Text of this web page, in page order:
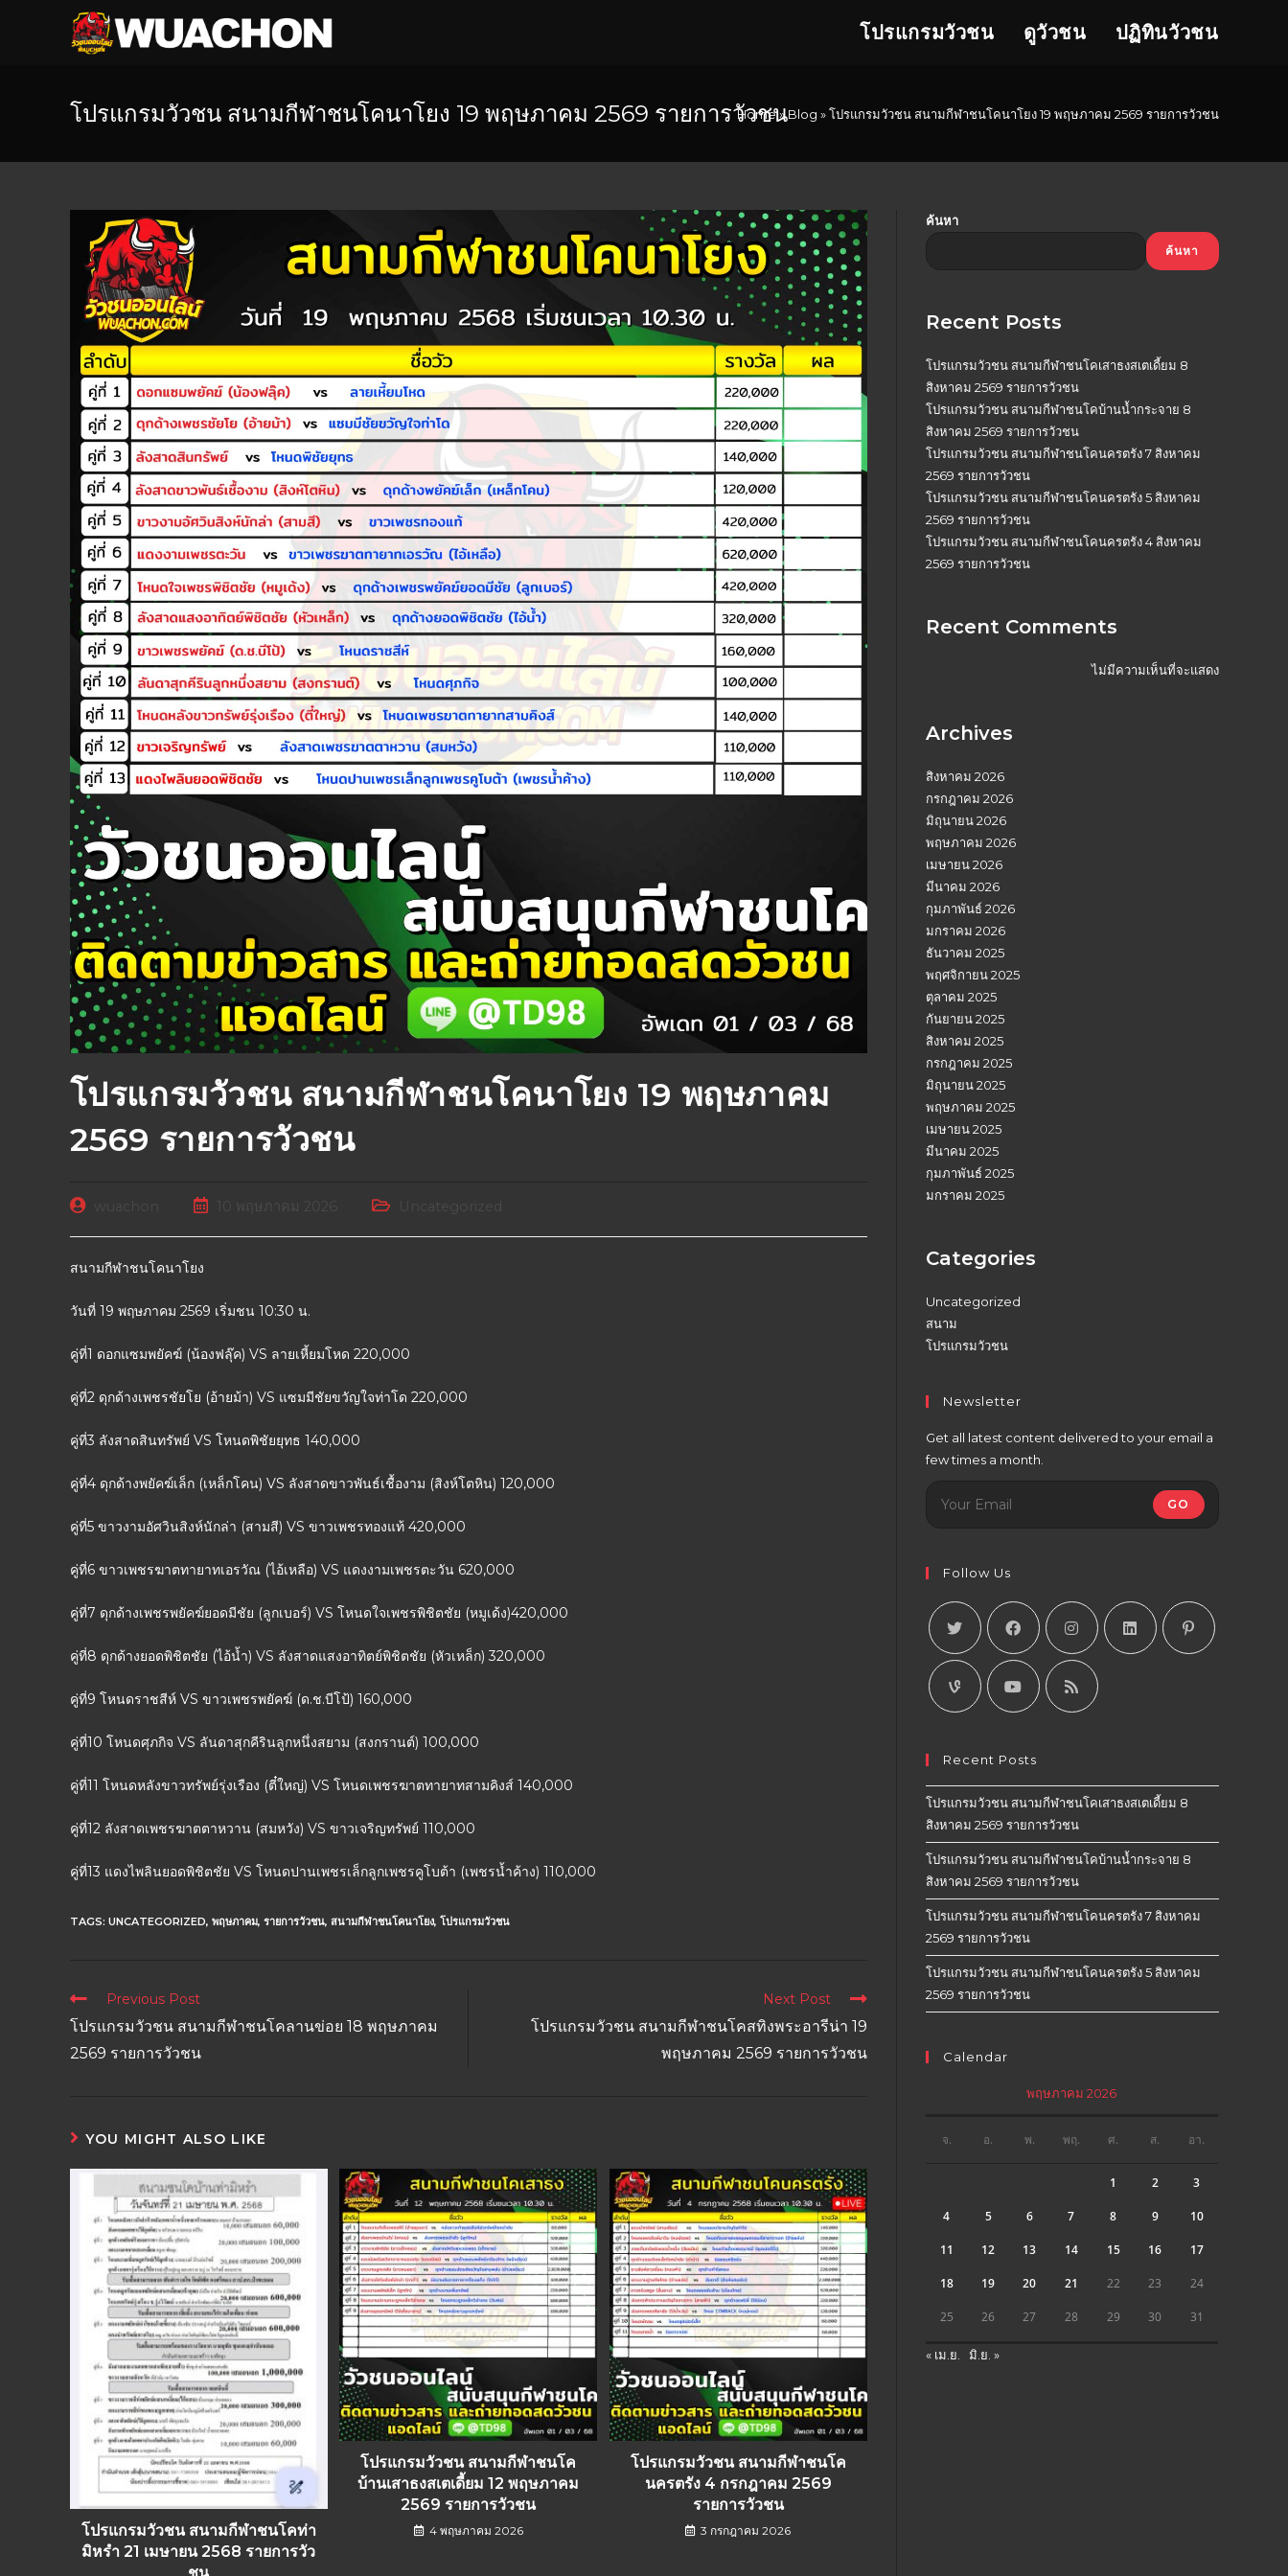
โปรแกรมวัวชน ดูวัวชน ปฏิทินวัวชน
โปรแกรมวัวชน สนามกีฬาชนโคนาโยง 19 พฤษภาคม 2569 รายการวัวชน
Home»Blog »โปรแกรมวัวชน สนามกีฬาชนโคนาโยง 19 พฤษภาคม 2569 รายการวัวชน
โปรแกรมวัวชน สนามกีฬาชนโคนาโยง 19 พฤษภาคม
2569 รายการวัวชน
10 พฤษภาคม 2026 Uncategorized
สนามกีฬาชนโคนาโยง
วันที่ 19 พฤษภาคม 2569 เริ่มชน 10:30 น.
คู่ที่1 ดอกแซมพยัคฆ์ (น้องฟลุ๊ค) VS ลายเหี้ยมโหด 220,000
คู่ที่2 ดุกด้างเพชรชัยโย (อ้ายม้า) VS แซมมีชัยขวัญใจท่าโด 220,000
คู่ที่3 ลังสาดสินทรัพย์ VS โหนดพิชัยยุทธ 140,000
คู่ที่4 ดุกด้างพยัคฆ์เล็ก (เหล็กโคน) VS ลังสาดขาวพันธ์เชื้องาม (สิงห์โตหิน) 120,000
คู่ที่5 ขาวงามอัศวินสิงห์นักล่า (สามสี) VS ขาวเพชรทองแท้ 420,000
คู่ที่6 ขาวเพชรฆาตทายาทเอรวัณ (ไอ้เหลือ) VS แดงงามเพชรตะวัน 620,000
คู่ที่7 ดุกด้างเพชรพยัคฆ์ยอดมีชัย (ลูกเบอร์) VS โหนดใจเพชรพิชิตชัย (หมูเด้ง)420,000
คู่ที่8 ดุกด้างยอดพิชิตชัย (ไอ้น้ำ) VS ลังสาดแสงอาทิตย์พิชิตชัย (หัวเหล็ก) 320,000
คู่ที่9 โหนดราชสีห์ VS ขาวเพชรพยัคฆ์ (ด.ช.บีโป้) 160,000
คู่ที่10 โหนดศุภกิจ VS ลันดาสุกคีรินลูกหนึ่งสยาม (สงกรานต์) 100,000
คู่ที่11 โหนดหลังขาวทรัพย์รุ่งเรือง (ตี๋ใหญ่) VS โหนดเพชรฆาตทายาทสามคิงส์ 140,000
คู่ที่12 ลังสาดเพชรฆาตตาหวาน (สมหวัง) VS ขาวเจริญทรัพย์ 110,000
คู่ที่13 แดงไพลินยอดพิชิตชัย VS โหนดปานเพชรเล็กลูกเพชรคูโบต้า (เพชรน้ำค้าง) 110,000
TAGS: UNCATEGORIZED, พฤษภาคม, รายการวัวชน, สนามกีฬาชนโคนาโยง, โปรแกรมวัวชน
Previous Post
โปรแกรมวัวชน สนามกีฬาชนโคลานข่อย 18 พฤษภาคม
2569 รายการวัวชน
Next Post
โปรแกรมวัวชน สนามกีฬาชนโคสทิงพระอารีน่า 19
พฤษภาคม 2569 รายการวัวชน
YOU MIGHT ALSO LIKE
โปรแกรมวัวชน สนามกีฬาชนโคท่า
มิหรำ 21 เมษายน 2568 รายการวัว
โปรแกรมวัวชน สนามกีฬาชนโค
บ้านเสาธงสเตเดี้ยม 12 พฤษภาคม
2569 รายการวัวชน
4 พฤษภาคม 2026
โปรแกรมวัวชน สนามกีฬาชนโค
นครตรัง 4 กรกฎาคม 2569
รายการวัวชน
3 กรกฎาคม 2026
ค้นหา
ค้นหา
Recent Posts
โปรแกรมวัวชน สนามกีฬาชนโคเสาธงสเตเดี้ยม 8
สิงหาคม 2569 รายการวัวชน
โปรแกรมวัวชน สนามกีฬาชนโคบ้านน้ำกระจาย 8
สิงหาคม 2569 รายการวัวชน
โปรแกรมวัวชน สนามกีฬาชนโคนครตรัง 7 สิงหาคม
2569 รายการวัวชน
โปรแกรมวัวชน สนามกีฬาชนโคนครตรัง 5 สิงหาคม
2569 รายการวัวชน
โปรแกรมวัวชน สนามกีฬาชนโคนครตรัง 4 สิงหาคม
2569 รายการวัวชน
Recent Comments
ไม่มีความเห็นที่จะแสดง
Archives
สิงหาคม 2026
กรกฎาคม 2026
มิถุนายน 2026
พฤษภาคม 2026
เมษายน 2026
มีนาคม 2026
กุมภาพันธ์ 2026
มกราคม 2026
ธันวาคม 2025
พฤศจิกายน 2025
ตุลาคม 2025
กันยายน 2025
สิงหาคม 2025
กรกฎาคม 2025
มิถุนายน 2025
พฤษภาคม 2025
เมษายน 2025
มีนาคม 2025
กุมภาพันธ์ 2025
มกราคม 2025
Categories
Uncategorized
สนาม
โปรแกรมวัวชน
Newsletter
Get all latest content delivered to your email a
few times a month.
GO
Follow Us
Recent Posts
โปรแกรมวัวชน สนามกีฬาชนโคเสาธงสเตเดี้ยม 8
สิงหาคม 2569 รายการวัวชน
โปรแกรมวัวชน สนามกีฬาชนโคบ้านน้ำกระจาย 8
สิงหาคม 2569 รายการวัวชน
โปรแกรมวัวชน สนามกีฬาชนโคนครตรัง 7 สิงหาคม
2569 รายการวัวชน
โปรแกรมวัวชน สนามกีฬาชนโคนครตรัง 5 สิงหาคม
2569 รายการวัวชน
Calendar
พฤษภาคม 2026
จ. อ. พ. พฤ. ศ. ส. อา.
1 2 3
4 5 6 7 8 9 10
11 12 13 14 15 16 17
18 19 20 21 22 23 24
25 26 27 28 29 30 31
« เม.ย. มิ.ย. »